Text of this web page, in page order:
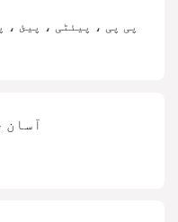
پی پی ، پیئٹی ، پیئ ،
آسان